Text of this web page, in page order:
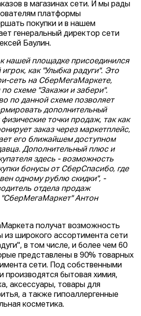
в магазинах сети. И мы рады
платформы
покупки и в нашем
генеральный директор сети
Баулин.
нашей площадке присоединился
как "Улыбка радуги". Это
сеть на СберМегаМаркете,
схеме "Закажи и забери".
по данной схеме позволяет
дополнительный
точки продаж, так как
заказ через маркетплейс,
его ближайшем доступном
Дополнительный плюс и
здесь - возможность
бонусы от СберСпасибо, где
одному рублю скидки", -
отдела продаж
"СберМегаМаркет" Антон
получат возможность
из широкого ассортимента сети
в том числе, и более чем 60
представлены в 90% товарных
сети. Под собственными
производятся бытовая химия,
аксессуары, товары для
а также гипоаллергенные
косметика.